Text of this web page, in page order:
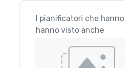
I pianificatori che
hanno visto anche